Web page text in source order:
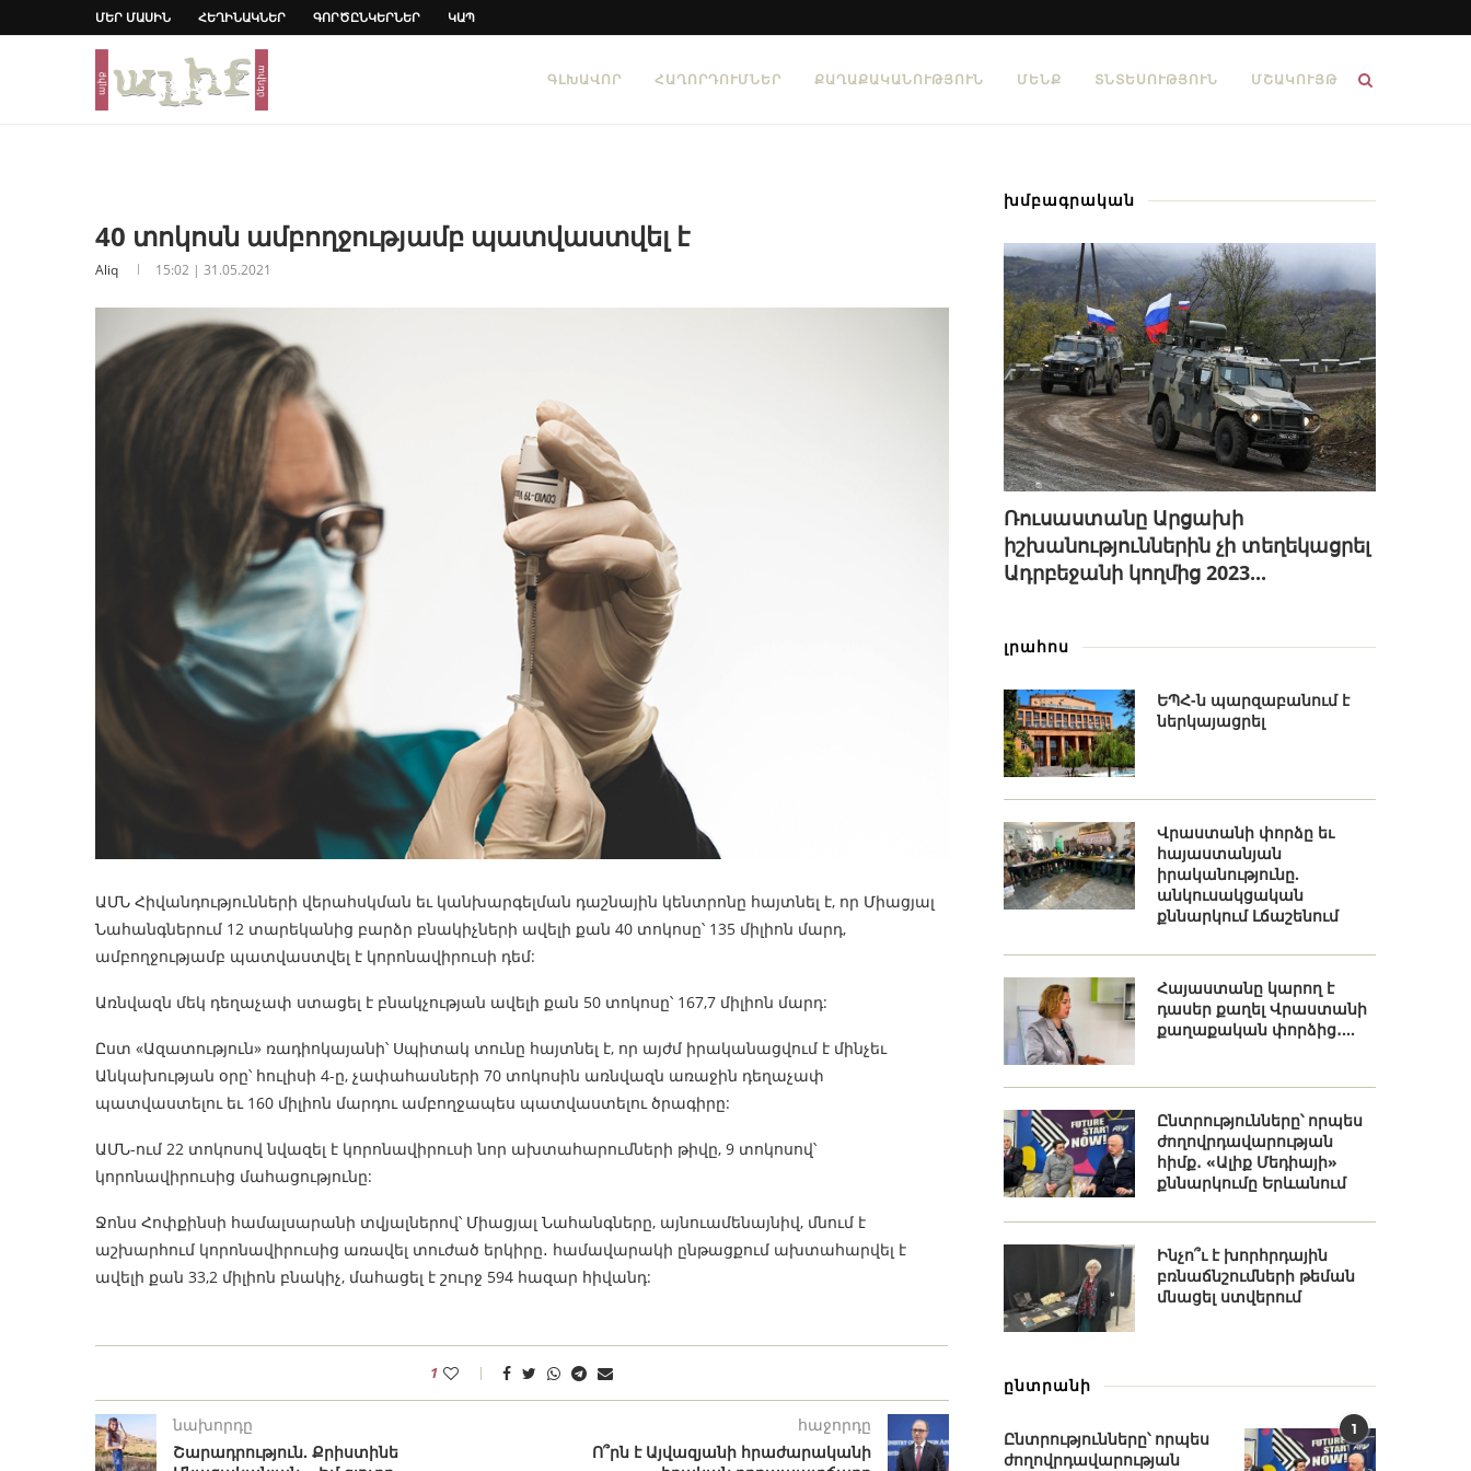
ՄԵՐ ՄԱՍԻՆ ՀԵՂԻՆԱԿՆԵՐ ԳՈՐԾԸՆԿԵՐՆԵՐ ԿԱՊ
ԳԼԽԱՎՈՐ ՀԱՂՈՐԴՈՒՄՆԵՐ ՔԱՂԱՔԱԿԱՆՈՒԹՅՈՒՆ ՄԵՆՔ ՏՆՏԵՍՈՒԹՅՈՒՆ ՄՇԱԿՈՒՅԹ
40 տոկոսն ամբողջությամբ պատվաստվել է
Aliq 15:02 | 31.05.2021
ԱՄՆ Հիվանդությունների վերահսկման եւ կանխարգելման դաշնային կենտրոնը հայտնել է, որ Միացյալ
Նահանգներում 12 տարեկանից բարձր բնակիչների ավելի քան 40 տոկոսը՝ 135 միլիոն մարդ,
ամբողջությամբ պատվաստվել է կորոնավիրուսի դեմ:
Առնվազն մեկ դեղաչափ ստացել է բնակչության ավելի քան 50 տոկոսը՝ 167,7 միլիոն մարդ:
Ըստ «Ազատություն» ռադիոկայանի՝ Սպիտակ տունը հայտնել է, որ այժմ իրականացվում է մինչեւ
Անկախության օրը՝ հուլիսի 4-ը, չափահասների 70 տոկոսին առնվազն առաջին դեղաչափ
պատվաստելու եւ 160 միլիոն մարդու ամբողջապես պատվաստելու ծրագիրը:
ԱՄՆ-ում 22 տոկոսով նվազել է կորոնավիրուսի նոր ախտահարումների թիվը, 9 տոկոսով՝
կորոնավիրուսից մահացությունը:
Ջոնս Հոփքինսի համալսարանի տվյալներով՝ Միացյալ Նահանգները, այնուամենայնիվ, մնում է
աշխարհում կորոնավիրուսից առավել տուժած երկիրը․ համավարակի ընթացքում ախտահարվել է
ավելի քան 33,2 միլիոն բնակիչ, մահացել է շուրջ 594 հազար հիվանդ:
1
նախորդը
Շարադրություն. Քրիստինե
հաջորդը
Ո՞րն է Այվազյանի հրաժարականի
խմբագրական
Ռուսաստանը Արցախի
իշխանություններին չի տեղեկացրել
Ադրբեջանի կողմից 2023...
լրահոս
ԵՊՀ-ն պարզաբանում է
ներկայացրել
Վրաստանի փորձը եւ
հայաստանյան
իրականությունը.
անկուսակցական
քննարկում Լճաշենում
Հայաստանը կարող է
դասեր քաղել Վրաստանի
քաղաքական փորձից․...
Ընտրությունները՝ որպես
ժողովրդավարության
հիմք․ «Ալիք Մեդիայի»
քննարկումը Երևանում
Ինչո՞ւ է խորհրդային
բռնաճնշումների թեման
մնացել ստվերում
ընտրանի
1
Ընտրությունները՝ որպես
ժողովրդավարության